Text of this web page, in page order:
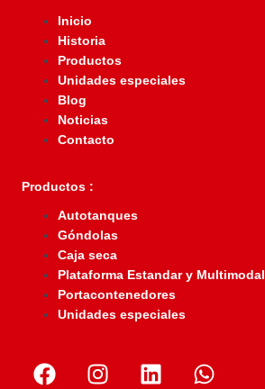
Inicio
Historia
Productos
Unidades especiales
Blog
Noticias
Contacto
Productos :
Autotanques
Góndolas
Caja seca
Plataforma Estandar y Multimodal
Portacontenedores
Unidades especiales